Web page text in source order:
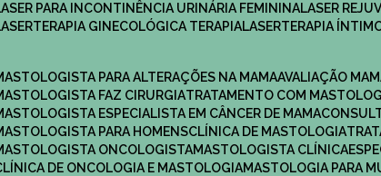
LASER PARA INCONTINÊNCIA URINÁRIA FEMININA LASER
LASERTERAPIA GINECOLÓGICA TERAPIA LASERTERAPIA
MASTOLOGISTA PARA ALTERAÇÕES NA MAMA AVALIAÇÃO
MASTOLOGISTA FAZ CIRURGIA
TRATAMENTO COM
MASTOLOGISTA ESPECIALISTA EM CÂNCER DE MAMA
MASTOLOGISTA PARA HOMENS
CLÍNICA DE MASTOLOGIA
MASTOLOGISTA ONCOLOGISTA
MASTOLOGISTA CLÍNICA
CLÍNICA DE ONCOLOGIA E MASTOLOGIA
MASTOLOGIA PARA